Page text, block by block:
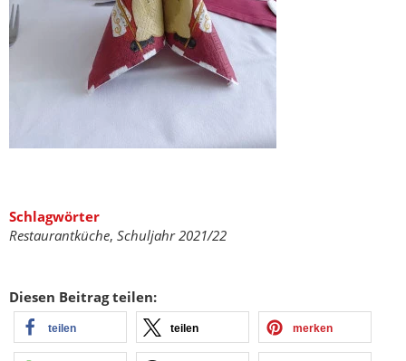
Schlagwörter
Restaurantküche, Schuljahr 2021/22
Diesen Beitrag teilen:
teilen teilen merken